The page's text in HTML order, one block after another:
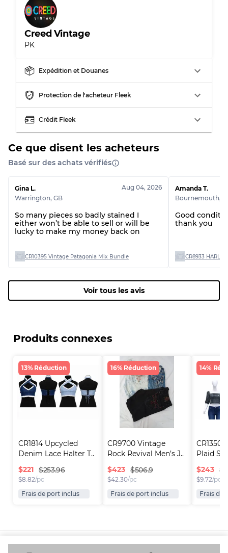
Creed Vintage
PK
Expédition et Douanes
Protection de l'acheteur Fleek
Crédit Fleek
Ce que disent les acheteurs
Basé sur des achats vérifiés
Gina L.
Warrington, GB
Aug 04, 2026
So many pieces so badly stained I
either won’t be able to sell or will be
lucky to make my money back on
CR10395 Vintage Patagonia Mix Bundle
Amanda T.
Bournemouth,
Good
thank you
CR8933
Voir tous les avis
Produits connexes
13% Réduction
CR1814 Upcycled
Denim Lace Halter T..
$221 $253.96
$8.82/pc
Frais de port inclus
16% Réduction
CR9700 Vintage
Rock Revival Men’s J..
$423 $506.9
$42.30/pc
Frais de port inclus
14%
CR1350
Plaid
$243
$9.72/pc
Frais de